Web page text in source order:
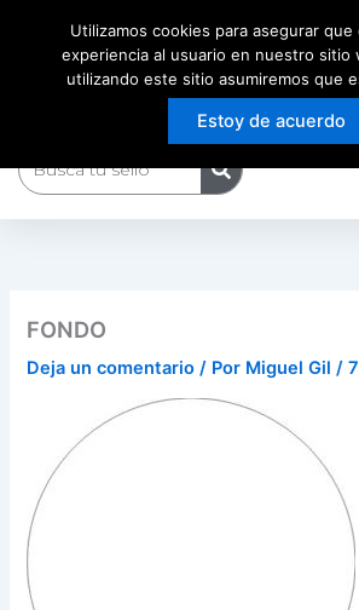
contenido
FONDO
Deja un comentario / Por Miguel Gil /
Utilizamos cookies para asegurar que
experiencia al usuario en nuestro sitio
utilizando este sitio asumiremos que
Estoy de acuerdo